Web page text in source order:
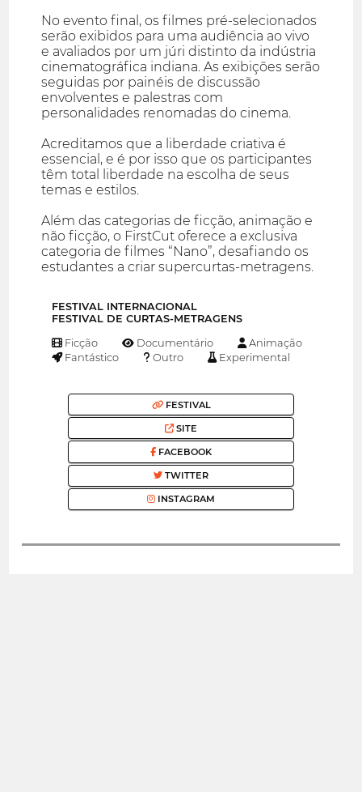
No evento final, os filmes pré-selecionados
serão exibidos para uma audiência ao vivo
e avaliados por um júri distinto da indústria
cinematográfica indiana. As exibições serão
seguidas por painéis de discussão
envolventes e palestras com
personalidades renomadas do cinema.
Acreditamos que a liberdade criativa é
essencial, e é por isso que os participantes
têm total liberdade na escolha de seus
temas e estilos.
Além das categorias de ficção, animação e
não ficção, o FirstCut oferece a exclusiva
categoria de filmes “Nano”, desafiando os
estudantes a criar supercurtas-metragens.
FESTIVAL INTERNACIONAL
FESTIVAL DE CURTAS-METRAGENS
Ficção Documentário
Animação
Fantástico
Outro Experimental
FESTIVAL
SITE
FACEBOOK
TWITTER
INSTAGRAM